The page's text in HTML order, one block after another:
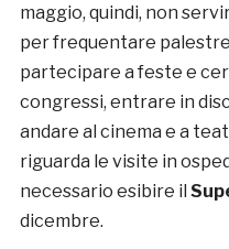
maggio, quindi, non
per frequentare
partecipare a feste e
congressi, entrare in
andare al cinema e a
riguarda le visite in
necessario esibire il
dicembre.